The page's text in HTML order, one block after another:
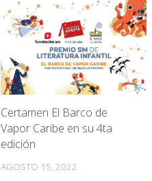
Certamen El Barco de
Vapor Caribe en su 4ta
edición
AGOSTO 15, 2022